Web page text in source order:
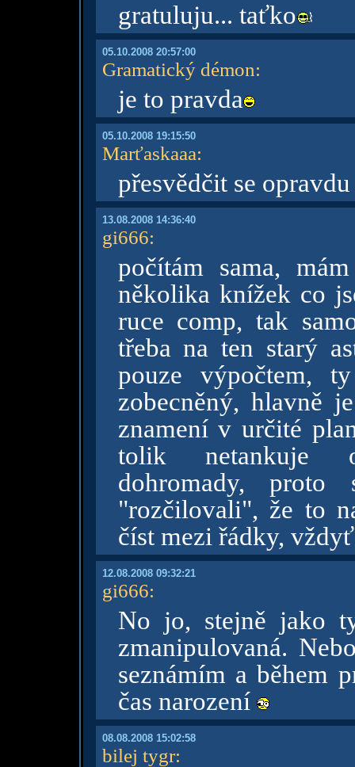
gratuluju... taťko
05.10.2008 20:57:00
Gramatický démon:
je to pravda
05.10.2008 19:15:50
Marťaskaaa:
přesvědčit se
13.08.2008 14:36:40
gi666:
počítám sama,
několika knížek co
ruce comp, tak
třeba na ten starý
pouze výpočtem,
zobecněný, hlavně
znamení v určité
tolik netankuje
dohromady,
"rozčilovali", že to
číst mezi řádky,
12.08.2008 09:32:21
gi666:
No jo, stejně jako
zmanipulovaná.
seznámím a během
čas narození
08.08.2008 15:02:58
bilej tygr: